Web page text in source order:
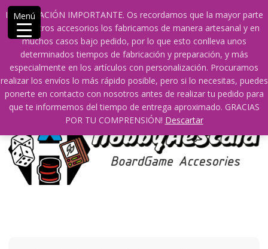
INFORMACIÓN IMPORTANTE. Os recordamos que la mayor parte
de nuestros accesorios los fabricamos de manera artesanal y en
muchos casos bajo pedido, por lo que esto conlleva unos
determinados tiempos de fabricación y preparación, y más
especialmente en los artículos con personalización. Procuramos
realizar los envíos lo más rápido posible, pero si lo necesitas, puedes
ponerte en contacto con nosotros antes de realizar tu pedido para
que te informemos del tiempo de entrega aproximado. GRACIAS
POR TU COMPRENSIÓN! Descartar
Saltar
contenido
609241475 SOLO DE 10:00 a 14:00
info@hobbyaescala.com
San Fernando de Henares
10:00 - 14:00
Mi cuenta
0 0
Menú